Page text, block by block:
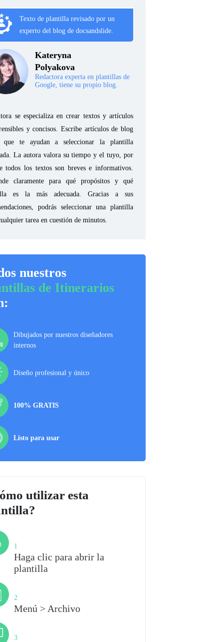
Texto de plantilla revisado por un
experto del blog de docsandslide.
Kateryna
Polyakova
Redactora experta en plantillas de
Google, tiene su propio blog.
se especializa en crear textos y artículos
y concisos. Escribe artículos de blog
que te ayudan a seleccionar la plantilla
La autora valora su tiempo y el tuyo, por
todos los textos son breves e informativos.
claramente para qué propósitos y qué
es la más adecuada. Gracias a sus
podrás seleccionar una plantilla
tarea en cuestión de minutos.
nuestros
de Itinerarios
Dibujados por nuestros diseñadores
internos
Diseño profesional y único
100% GRATIS
Listo para usar
utilizar esta
1
Haga clic para abrir la
plantilla
2
Menú > Archivo
3